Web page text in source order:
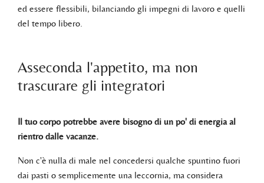
ed essere flessibili, bilanciando gli impegni di lavoro e quelli
del tempo libero.
Asseconda l'appetito, ma non
trascurare gli integratori
Il tuo corpo potrebbe avere bisogno di un po' di energia al
rientro dalle vacanze.
Non c'è nulla di male nel concedersi qualche spuntino fuori
dai pasti o semplicemente una leccornia, ma considera